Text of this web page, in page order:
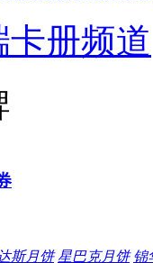
册频道
斯月饼 星巴克月饼 锦